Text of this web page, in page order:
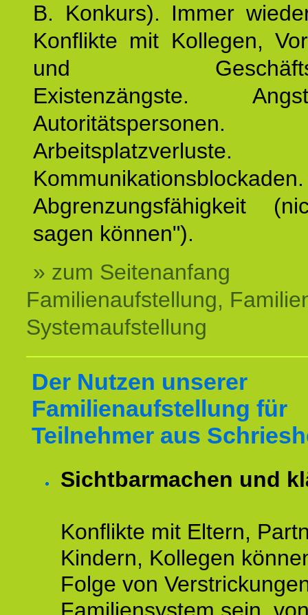
B. Konkurs). Immer
Konflikte mit Kollegen,
und
Existenzängste.
Autoritätspersonen.
Arbeitsplatzverluste.
Abgrenzungsfähigkeit
sagen können").
» zum Seitenanfang
Familienaufstellung,
Systemaufstellung
Der Nutzen unserer
Familienaufstellung für
Teilnehmer aus
Sichtbarmachen und
Konflikte mit Eltern,
Kindern, Kollegen
Folge von